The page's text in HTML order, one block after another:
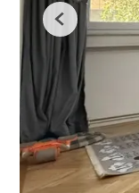
Previous